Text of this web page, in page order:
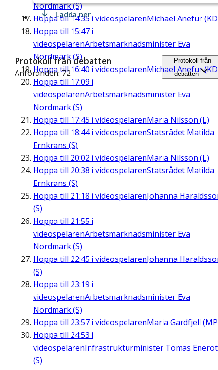
Nordmark (S)
Hoppa till14:35 i videospelarenMichael Anefur
Hoppa till 15:47 i
videospelarenArbetsmarknadsminister Eva
Nordmark (S)
Hoppa till16:40 i videospelarenMichael Anefur
Hoppa till 17:09 i
videospelarenArbetsmarknadsminister Eva
Nordmark (S)
Hoppa till 17:45 i videospelarenMaria Nilsson (L)
Hoppa till 18:44i videospelarenStatsrådet Matilda
Ernkrans (S)
Hoppa till 20:02 i videospelarenMaria Nilsson (L)
Hoppa till 20:38 i videospelarenStatsrådet Matilda
Ernkrans (S)
Hoppa till 21:18 i videospelarenJohanna
(S)
Hoppa till 21:55 i
videospelarenArbetsmarknadsminister Eva
Nordmark (S)
Hoppa till 22:45 i videospelarenJohanna
(S)
Hoppa till 23:19 i
videospelarenArbetsmarknadsminister Eva
Nordmark (S)
Hoppa till 23:57 i videospelarenMaria Gardfjell
Hoppa till 24:53 i
videospelarenInfrastrukturminister Tomas
(S)
Ladda ner
Protokoll från debatten
Anföranden: 72
Protokoll från
debatten